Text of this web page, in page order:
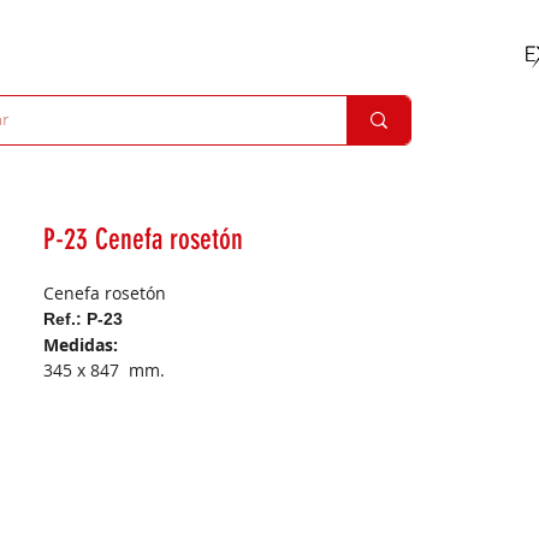
P-23 Cenefa rosetón
Cenefa rosetón
Ref.: P-23
Medidas:
345 x 847 mm.